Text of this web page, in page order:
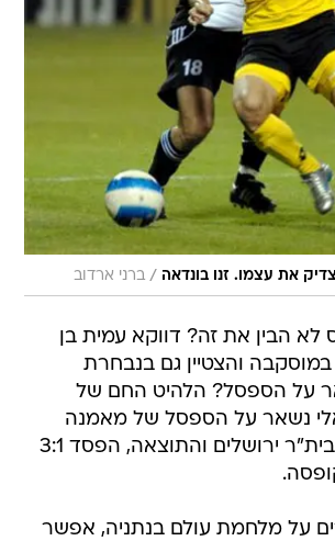
את עצמו. זנו בונדאה / ברני ארדוב
לא הבין את זה? דווקא עמית בן
והצטיין גם בנבחרת
על הספסל? הלהיט החם של
נשאר על הספסל של מאמנה
הארגנטינאי של בית"ר ירושלים והתוצאה, הפסד 3:1
על מלחמת עולם בנתניה, אפשר